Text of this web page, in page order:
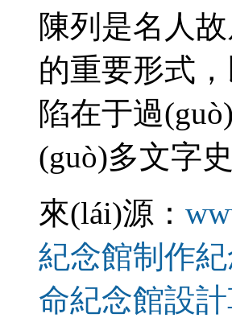
陳列是名人故
的重要形式
陷在于過(guò)
(guò)多文字
來(lái)源：
紀念館制作
命紀念館設計